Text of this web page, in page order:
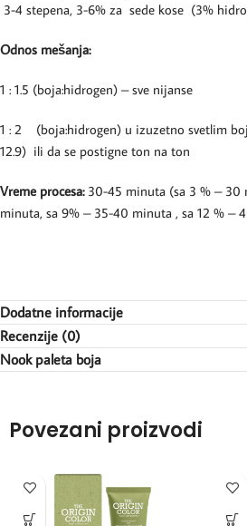
3-4 stepena, 3-6% za sede kose (3%
Odnos mešanja:
1 : 1.5 (boja:hidrogen) – sve nijanse
1 : 2 (boja:hidrogen) u izuzetno svetlim
12.9) ili da se postigne ton na ton
Vreme procesa:30-45 minuta (sa 3 % – 30
minuta, sa 9% – 35-40 minuta , sa 12 % –
Dodatne informacije
Recenzije (0)
Nook paleta boja
Povezani proizvodi